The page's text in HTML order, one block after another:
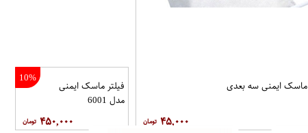
ماسک ایمنی سه بعدی
۴۵,۰۰۰
10%
فیلتر ماسک ایمنی
مدل 6001
۴۵۰,۰۰۰